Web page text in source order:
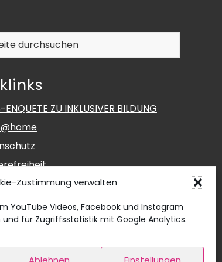
Zustimmung verwalten
YouTube Videos, Facebook und Instagram
und für Zugriffsstatistik mit Google Analytics.
ENQUETE ZU INKLUSIVER BILDUNG
Media Impressum
Richtlinie (EU)